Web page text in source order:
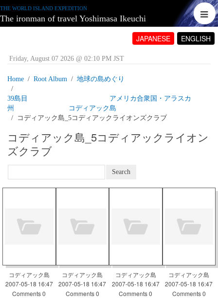
THE WORLD ISLAND EXPEDITION
The ironman of travel Yoshimasa Ikeuchi
JAPANESE ENGLISH
Friday, August 07 2026 @ 02:10 PM JST
Home Root Album 地球の島めぐり
39島目 アメリカ合衆国・アラスカ
州 コディアック島
コディアック島_5コディアックライオンズクラブ
コディアック島_5コディアックライオン
ズクラブ
コディアック島
2007-05-18 16:47
Comments 0
コディアック島
2007-05-18 16:47
Comments 0
コディアック島
2007-05-18 16:47
Comments 0
コディアック島
2007-05-18 16:47
Comments 0